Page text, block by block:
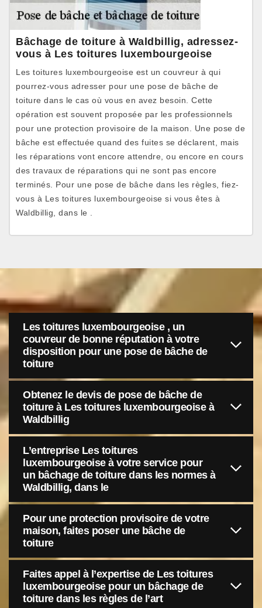
Bâchage de toiture à Waldbillig, adressez-
vous à Les toitures luxembourgeoise
Les toitures luxembourgeoise est un couvreur à qui
pourrez-vous adresser pour une pose de bâche de
toiture dans le cas où vous en avez besoin. Cette
opération est souvent proposée par les professionnels
pour une protection provisoire de la maison. Une pose de
bâche est effectuée quand des fuites se déclarent, mais
les réparations vont encore attendre, ou encore en cours
des travaux de réparations qui ne sont pas encore
terminés. Pour une pose de bâche dans les règles, fiez-
vous à Les toitures luxembourgeoise si vous êtes à
Waldbillig, dans le .
Les toitures luxembourgeoise , un
couvreur de bonne réputation à votre
disposition pour une pose de bâche de
toiture
Obtenez le devis de pose de bâche de
toiture à Les toitures luxembourgeoise à
Waldbillig
L’entreprise Les toitures
luxembourgeoise à votre service pour
un bâchage de toiture dans les normes à
Waldbillig, dans le
Pour une protection provisoire de votre
maison, faites poser une bâche de
toiture
Faites appel à l’expertise de Les toitures
luxembourgeoise pour un bâchage de
toiture dans les règles de l’art